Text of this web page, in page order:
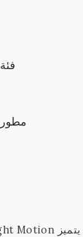
فئة
مطور